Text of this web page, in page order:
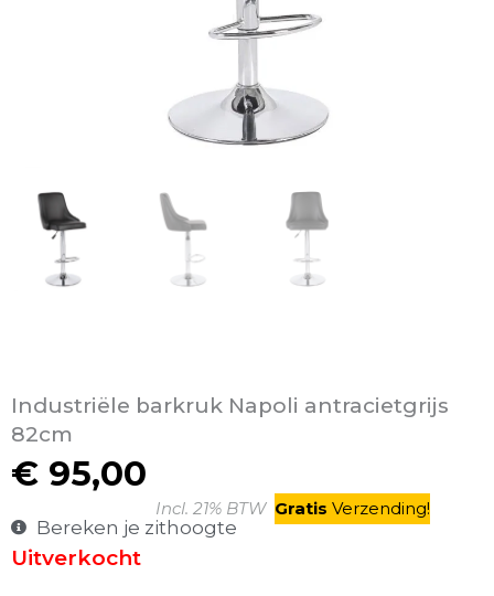
Industriële barkruk Napoli antracietgrijs
82cm
€ 95,00
Incl. 21% BTW Gratis Verzending!
Bereken je zithoogte
Uitverkocht